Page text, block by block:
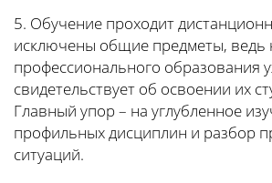
5. Обучение проходит
исключены общие предметы, ведь
профессионального образования
свидетельствует об освоении их
Главный упор – на углубленное
профильных дисциплин и разбор
ситуаций.